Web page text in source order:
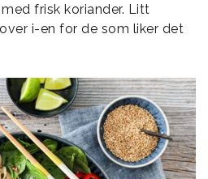
frisk koriander. Litt
i-en for de som liker det